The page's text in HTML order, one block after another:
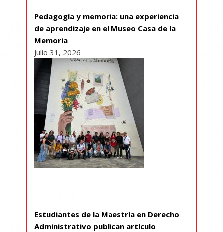
Pedagogía y memoria: una experiencia
de aprendizaje en el Museo Casa de la
Memoria
Julio 31, 2026
Estudiantes de la Maestría en Derecho
Administrativo publican artículo